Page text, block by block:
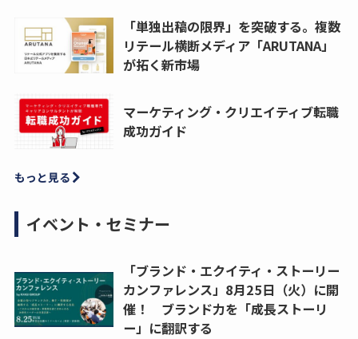
「単独出稿の限界」を突破する。複数
リテール横断メディア「ARUTANA」
が拓く新市場
マーケティング・クリエイティブ転職
成功ガイド
もっと見る
イベント・セミナー
「ブランド・エクイティ・ストーリー
カンファレンス」8月25日（火）に開
催！ ブランド力を「成長ストーリ
ー」に翻訳する